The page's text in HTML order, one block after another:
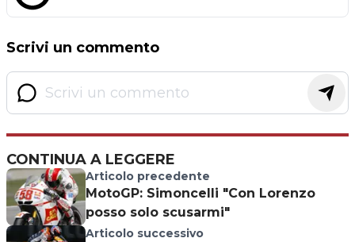
Scrivi un commento
CONTINUA A LEGGERE
Articolo precedente
MotoGP: Simoncelli "Con Lorenzo
posso solo scusarmi"
Articolo successivo